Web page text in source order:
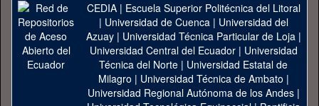
CEDIA| Escuela Superior Politécnica del Litoral
| Universidad de Cuenca| Universidad del
Azuay| Universidad Técnica Particular de Loja|
Universidad Central del Ecuador| Universidad
Técnica del Norte | Universidad Estatal de
Milagro | Universidad Técnica de Ambato |
Universidad Regional Autónoma de los Andes|